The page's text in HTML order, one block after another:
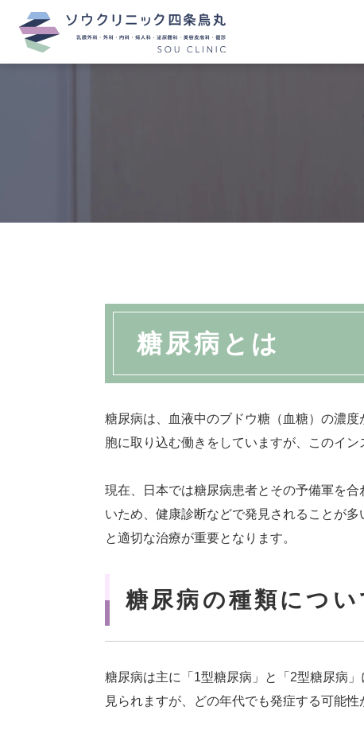
糖尿病とは
糖尿病は、血液中のブドウ糖（血糖）の濃
胞に取り込む働きをしていますが、このイ
現在、日本では糖尿病患者とその予備軍を
いため、健康診断などで発見されることが
と適切な治療が重要となります。
糖尿病の種類につい
糖尿病は主に「1型糖尿病」と「2型糖尿病
見られますが、どの年代でも発症する可能